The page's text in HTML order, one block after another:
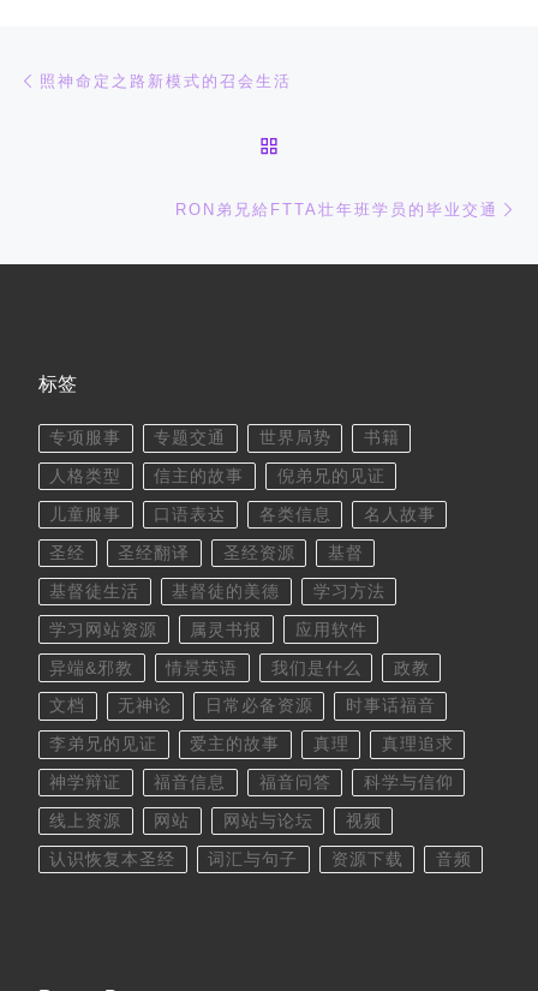
文章导航
照神命定之路新模式的召会生活
RON弟兄給FTTA壮年班学员的毕业交通
标签
专项服事 专题交通 世界局势 书籍
人格类型 信主的故事 倪弟兄的见证
儿童服事 口语表达 各类信息 名人故事
圣经 圣经翻译 圣经资源 基督
基督徒生活 基督徒的美德 学习方法
学习网站资源 属灵书报 应用软件
异端&邪教 情景英语 我们是什么 政教
文档 无神论 日常必备资源 时事话福音
李弟兄的见证 爱主的故事 真理 真理追求
神学辩证 福音信息 福音问答 科学与信仰
线上资源 网站 网站与论坛 视频
认识恢复本圣经 词汇与句子 资源下载 音频